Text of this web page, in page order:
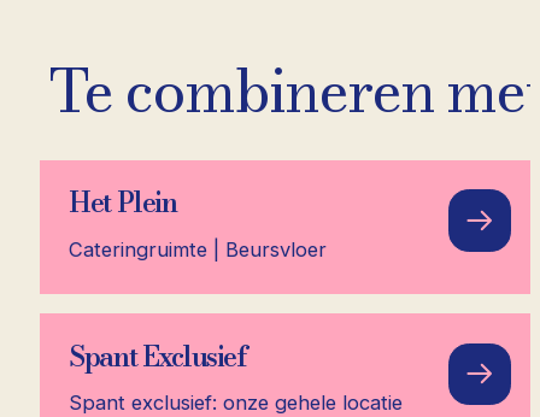
Te combineren
Het Plein
Cateringruimte | Beursvloer
Spant Exclusief
Spant exclusief: onze gehele locatie